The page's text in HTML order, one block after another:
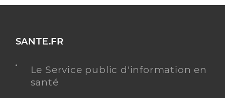
SANTE.FR
Le Service public d'information en
santé